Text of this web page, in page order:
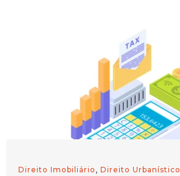
Direito Imobiliário , Direito Urbanístico